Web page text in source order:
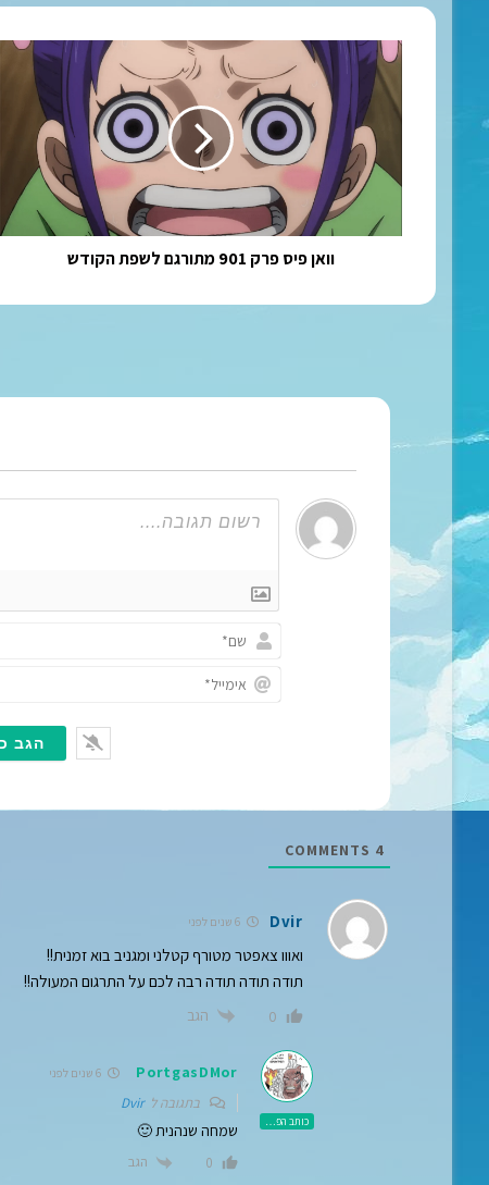
וואן
פיס
פרק
901
מתורגם
לשפת
הקודש
וואן פיס פרק 901 מתורגם לשפת הקודש
4
Dvir
ואווו צאפטר מטורף קטלני ומגניב בוא זמנית!!
תודה תודה תודה רבה לכם על התרגום המעולה!!
0 הגב
כותב הפוסט
PortgasDMor
בתגובה לDvir
שמחה שנהנית 🙂
0 הגב